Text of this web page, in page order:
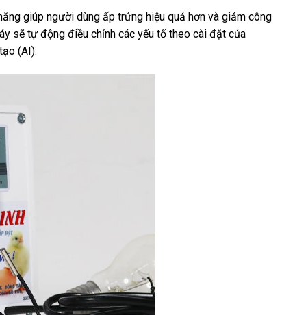
giúp người dùng ấp trứng hiệu quả hơn và giảm công
sẽ tự động điều chỉnh các yếu tố theo cài đặt của
(AI).